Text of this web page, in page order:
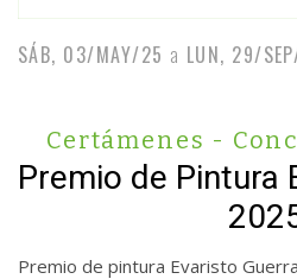
SÁB, 03/MAY/25 a LUN, 29/
Certámenes -
Premio de Pintura
Premio de pintura Evaristo